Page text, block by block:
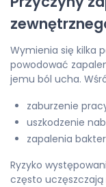
Wymienia się kilka
powodować
jemu ból ucha.
zaburzenie
uszkodzenie
zapalenia
Ryzyko
często